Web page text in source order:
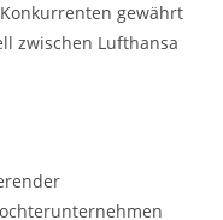
gewährt
zwischen Lufthansa